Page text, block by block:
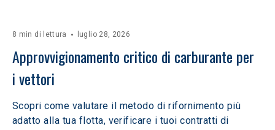
8 min di lettura luglio 28, 2026
Approvvigionamento critico di carburante per
i vettori
Scopri come valutare il metodo di rifornimento più
adatto alla tua flotta, verificare i tuoi contratti di